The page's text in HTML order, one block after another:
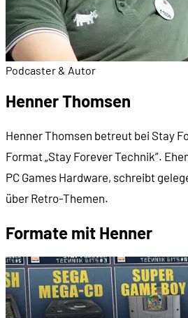
Podcaster & Autor
Henner Thomsen
Henner Thomsen betreut bei Stay
Format „Stay Forever Technik”.
PC Games Hardware, schreibt
über Retro-Themen.
Formate mit Henner